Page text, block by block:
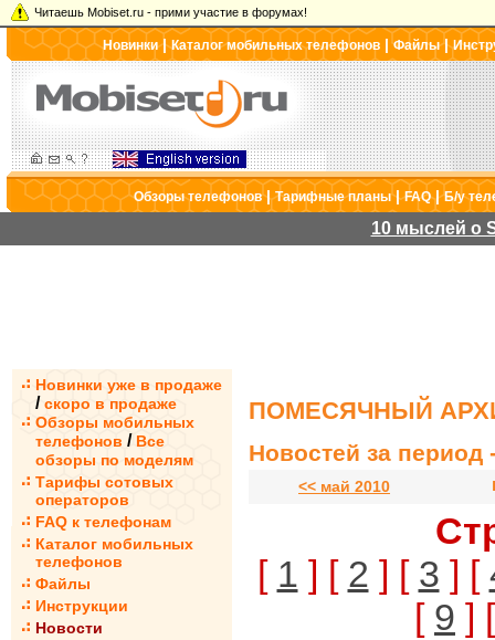
Читаешь Mobiset.ru - прими участие в форумах!
Новинки|Каталог мобильных телефонов |Файлы|
Обзоры телефонов|Тарифные планы|FAQ|Б/у
10 мыслей о
Новинки уже в продаже
/ скоро в продаже
Обзоры мобильных
телефонов / Все
обзоры по моделям
Тарифы сотовых
операторов
FAQ к телефонам
Каталог мобильных
телефонов
Файлы
Инструкции
Новости
ПОМЕСЯЧНЫЙ
Новостей за период
<< май 2010
[ 1 ] [ 2 ] [ 3 ] [
[ 9 ]